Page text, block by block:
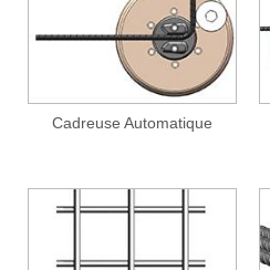
Cadreuse Automatique